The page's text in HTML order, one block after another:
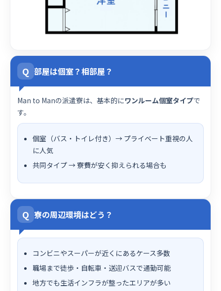
Q 部屋は個室？相部屋？
Man to Manの派遣寮は、基本的にワンルーム個室タイプで
す。
個室（バス・トイレ付き）→ プライベート重視の人
に人気
共同タイプ → 寮費が安く抑えられる場合も
Q 寮の周辺環境はどう？
コンビニやスーパーが近くにあるケース多数
職場まで徒歩・自転車・送迎バスで通勤可能
地方でも生活インフラが整ったエリアが多い